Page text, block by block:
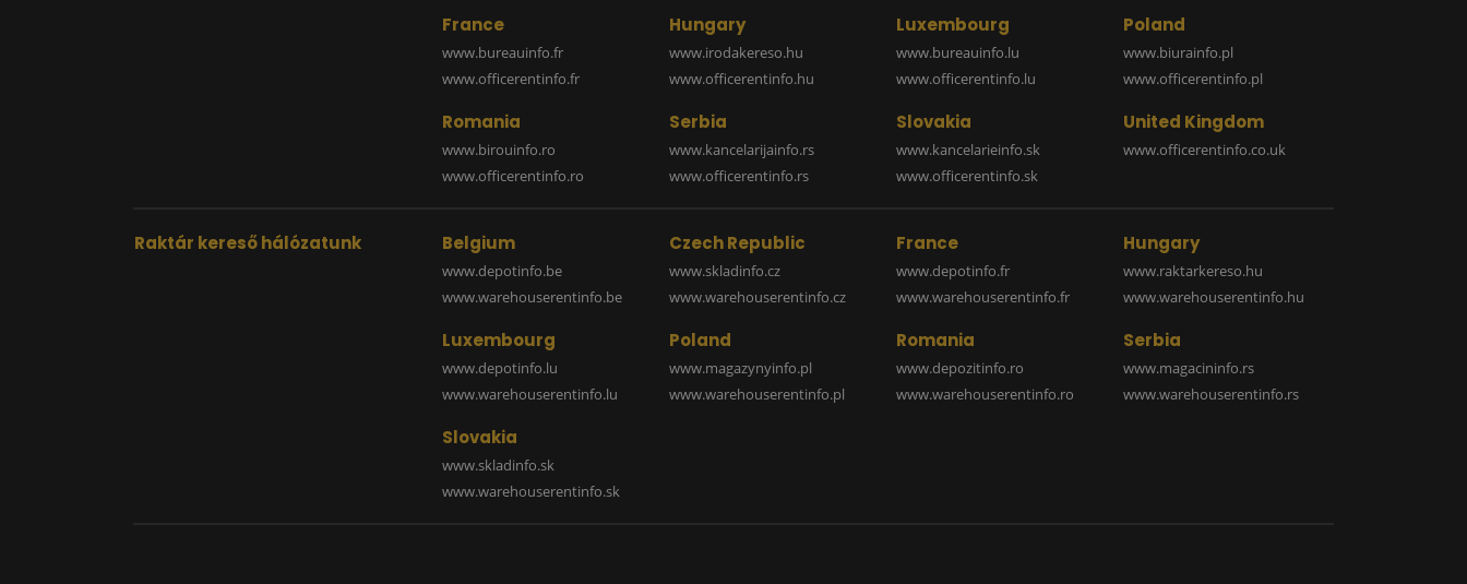
France
www.bureauinfo.fr
www.officerentinfo.fr
Hungary
www.irodakereso.hu
www.officerentinfo.hu
Luxembourg
www.bureauinfo.lu
www.officerentinfo.lu
Poland
www.biurainfo.pl
www.officerentinfo.pl
Romania
www.birouinfo.ro
www.officerentinfo.ro
Serbia
www.kancelarijainfo.rs
www.officerentinfo.rs
Slovakia
www.kancelarieinfo.sk
www.officerentinfo.sk
United Kingdom
www.officerentinfo.co.uk
Raktár kereső hálózatunk Belgium
www.depotinfo.be
www.warehouserentinfo.be
Czech Republic
www.skladinfo.cz
www.warehouserentinfo.cz
France
www.depotinfo.fr
www.warehouserentinfo.fr
Hungary
www.raktarkereso.hu
www.warehouserentinfo.hu
Luxembourg
www.depotinfo.lu
www.warehouserentinfo.lu
Poland
www.magazynyinfo.pl
www.warehouserentinfo.pl
Romania
www.depozitinfo.ro
www.warehouserentinfo.ro
Serbia
www.magacininfo.rs
www.warehouserentinfo.rs
Slovakia
www.skladinfo.sk
www.warehouserentinfo.sk